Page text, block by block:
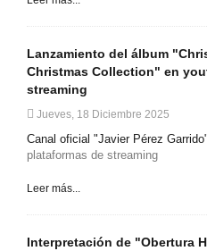
Lanzamiento del álbum
Christmas Collection" en
streaming
Jueves, 18 Diciembre 2025
Canal oficial "Javier Pérez
plataformas de streaming
Leer más...
Interpretación de "Obertura